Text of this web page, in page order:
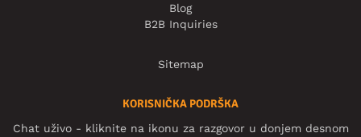
Blog
B2B Inquiries
Sitemap
KORISNIČKA PODRŠKA
Chat uživo - kliknite na ikonu za razgovor u donjem desnom